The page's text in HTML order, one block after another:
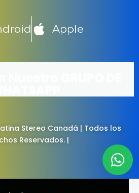
Apple
Stereo Canadá | Todos los
Reservados. |